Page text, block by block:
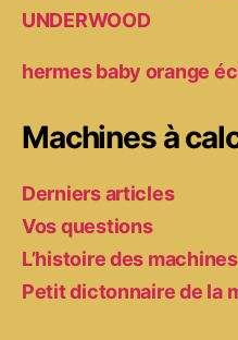
UNDERWOOD
hermes baby orange
Machines à
Derniers articles
Vos questions
L’histoire des
Petit dictonnaire de la